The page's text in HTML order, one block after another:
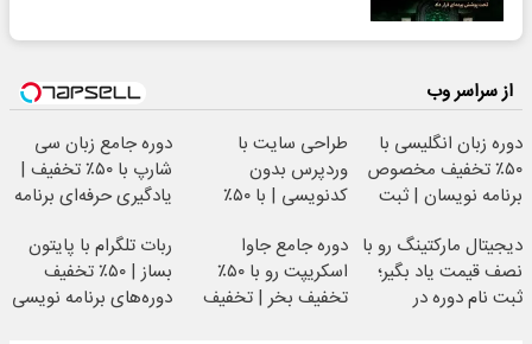
از سراسر وب
دوره زبان انگلیسی با
۵۰٪ تخفیف مخصوص
برنامه نویسان | ثبت
طراحی سایت با
وردپرس بدون
کدنویسی | با ۵۰٪
ببین
دوره جامع زبان سی
شارپ با ۵۰٪ تخفیف |
یادگیری حرفه‌ای برنامه
دیجیتال مارکتینگ رو با
نصف قیمت یاد بگیر؛
ثبت نام دوره در
دوره جامع جاوا
اسکریپت رو با ۵۰٪
تخفیف بخر | تخفیف
ربات تلگرام با پایتون
بساز | ۵۰٪ تخفیف
دوره‌های برنامه نویسی